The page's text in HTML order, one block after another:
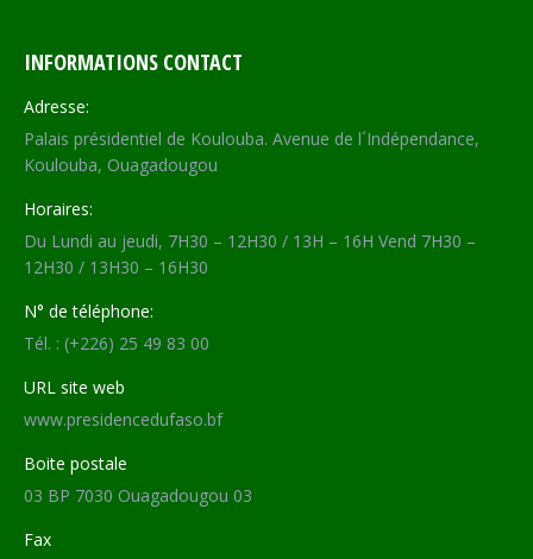
INFORMATIONS CONTACT
Adresse:
Palais présidentiel de Koulouba. Avenue de l´Indépendance,
Koulouba, Ouagadougou
Horaires:
Du Lundi au jeudi, 7H30 – 12H30 / 13H – 16H Vend 7H30 –
12H30 / 13H30 – 16H30
N° de téléphone:
Tél. : (+226) 25 49 83 00
URL site web
www.presidencedufaso.bf
Boite postale
03 BP 7030 Ouagadougou 03
Fax